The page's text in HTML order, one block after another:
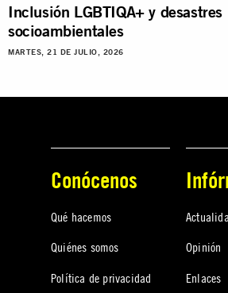
Inclusión LGBTIQA+ y desastres
socioambientales
MARTES, 21 DE JULIO, 2026
Conócenos
Qué hacemos
Quiénes somos
Política de privacidad
Opinión
Enlaces